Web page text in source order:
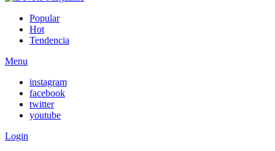
Popular
Hot
Tendencia
Menu
instagram
facebook
twitter
youtube
Login